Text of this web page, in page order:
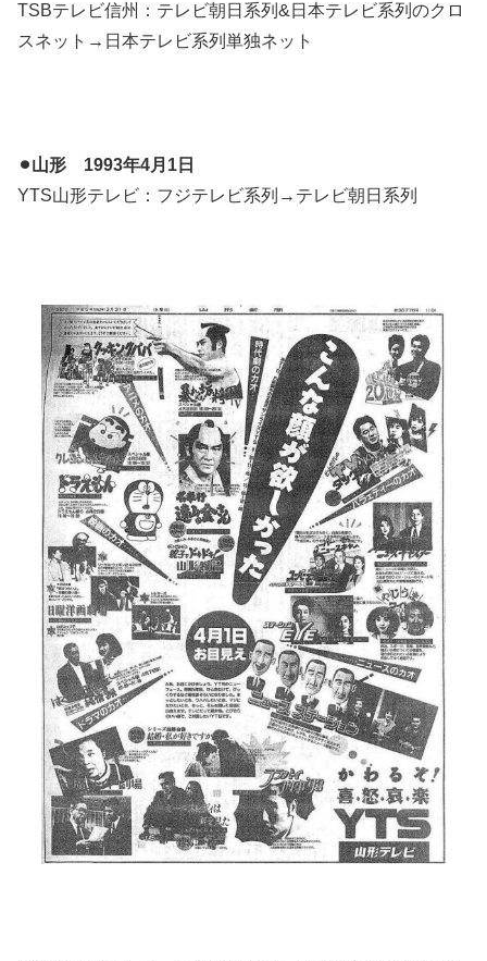
TSBテレビ信州：テレビ朝日系列&日本テレビ系列のクロ
スネット→日本テレビ系列単独ネット
⚫︎山形 1993年4月1日
YTS山形テレビ：フジテレビ系列→テレビ朝日系列